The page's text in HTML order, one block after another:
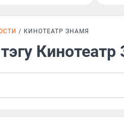
КИНОТЕАТР ЗНАМЯ
Кинотеатр